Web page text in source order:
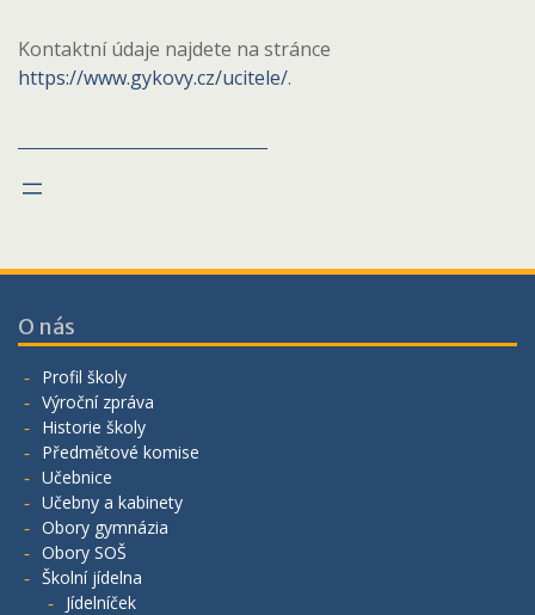
Kontaktní údaje najdete na stránce
https://www.gykovy.cz/ucitele/.
O nás
Profil školy
Výroční zpráva
Historie školy
Předmětové komise
Učebnice
Učebny a kabinety
Obory gymnázia
Obory SOŠ
Školní jídelna
Jídelníček